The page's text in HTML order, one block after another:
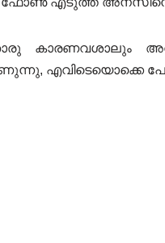
കാരണവശാലും
എവിടെയൊക്കെ